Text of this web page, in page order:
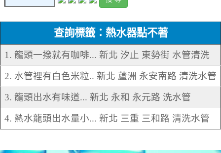
查詢標籤：熱水器點不著
1. 龍頭一撥就有咖啡... 新北 汐止 東勢街 水管清洗
2. 水管裡有白色米粒.. 新北 蘆洲 永安南路 清洗水管
3. 龍頭出水有味道... 新北 永和 永元路 洗水管
4. 熱水龍頭出水量小... 新北 三重 三和路 清洗水管